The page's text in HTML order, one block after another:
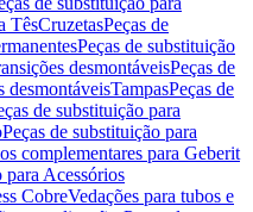
TêsCruzetasPeças de
Peças de substituição
desmontáveisPeças de
desmontáveisTampasPeças de
de substituição para
Peças de substituição para
complementares para Geberit
para Acessórios
CobreVedações para tubos e